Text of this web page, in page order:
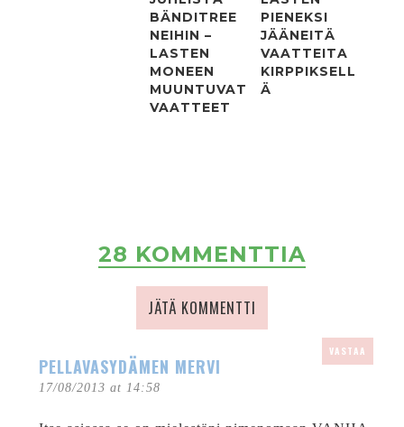
BÄNDITREE
NEIHIN –
LASTEN
MONEEN
MUUNTUVAT
VAATTEET
PIENEKSI
JÄÄNEITÄ
VAATTEITA
KIRPPIKSELL
Ä
28 KOMMENTTIA
JÄTÄ KOMMENTTI
PELLAVASYDÄMEN MERVI
17/08/2013 at 14:58
VASTAA